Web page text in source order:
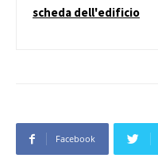
scheda dell'edificio
Facebook